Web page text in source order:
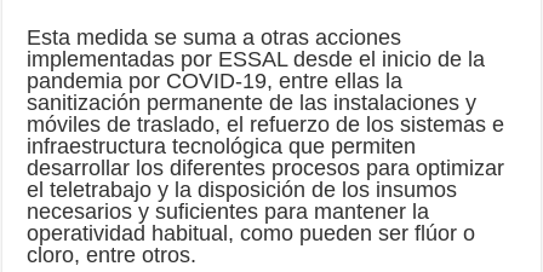
Esta medida se suma a otras acciones
implementadas por ESSAL desde el inicio de la
pandemia por COVID-19, entre ellas la
sanitización permanente de las instalaciones y
móviles de traslado, el refuerzo de los sistemas e
infraestructura tecnológica que permiten
desarrollar los diferentes procesos para optimizar
el teletrabajo y la disposición de los insumos
necesarios y suficientes para mantener la
operatividad habitual, como pueden ser flúor o
cloro, entre otros.